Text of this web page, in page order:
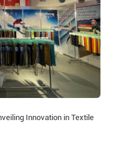
Innovation in Textile